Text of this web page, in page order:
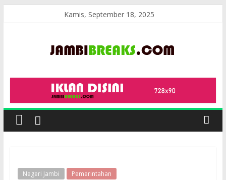
Kamis, September 18, 2025
JambiBreaks
Negeri Jambi Pemerintahan